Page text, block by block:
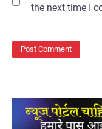
the next time I